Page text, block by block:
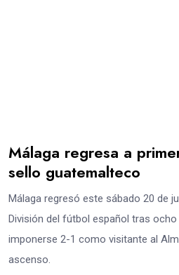
Málaga regresa a
sello guatemalteco
Málaga regresó este sábado 20 de
División del fútbol español tras
imponerse 2-1 como visitante al
ascenso.